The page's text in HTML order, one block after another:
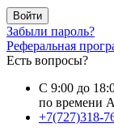
Войти
Забыли пароль?
Реферальная
Есть вопросы?
С 9:00 до
по времени
+7(727)318-